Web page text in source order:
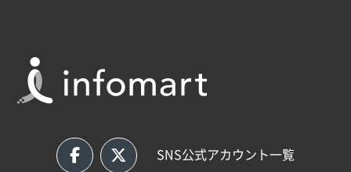
SNS公式アカウント一覧